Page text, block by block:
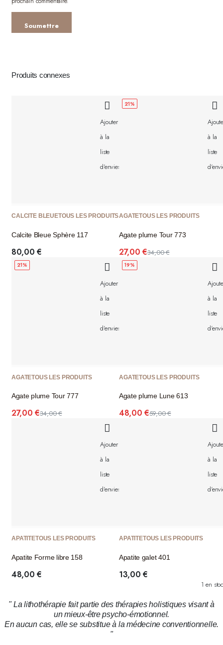
Produits connexes
Ajouter
à la
liste
d'envies
CALCITE BLEUETOUS LES PRODUITS
Calcite Bleue Sphère 117
80,00€
21%
à la
liste
AGATETOUS LES PRODUITS
Agate plume Tour 773
34,00€
27,00€
21%
Ajouter
à la
liste
d'envies
AGATETOUS LES PRODUITS
Agate plume Tour 777
34,00€
27,00€
19%
à la
liste
AGATETOUS LES PRODUITS
Agate plume Lune 613
59,00€
48,00€
Ajouter
à la
liste
d'envies
APATITETOUS LES PRODUITS
Apatite Forme libre 158
48,00€
à la
liste
APATITETOUS LES PRODUITS
Apatite galet 401
13,00€
1 en
" La lithothérapie fait partie des thérapies holistiques visant à
un mieux-être psycho-émotionnel.
En aucun cas, elle se substitue à la médecine conventionnelle.
"